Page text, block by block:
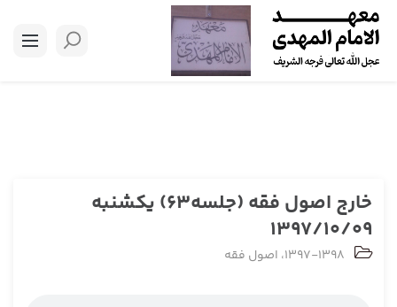
خارج اصول فقه (جلسه63) یکشنبه
1397/10/09
1397-1398، اصول فقه